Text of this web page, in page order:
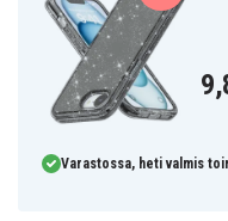
Varastossa, heti valmis